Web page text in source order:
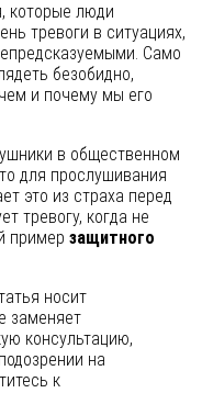
которые люди
тревоги в ситуациях,
Само
безобидно,
и почему мы его
в общественном
для прослушивания
это из страха перед
тревогу, когда не
пример защитного
носит
заменяет
консультацию,
на
к